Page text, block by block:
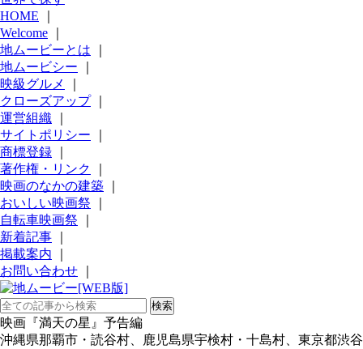
HOME
Welcome
地ムービーとは
地ムービシー
映級グルメ
クローズアップ｜
運営組織
サイトポリシー
商標登録
著作権・リンク
映画のなかの建築
おいしい映画祭
自転車映画祭
新着記事
掲載案内
お問い合わせ
映画『満天の星』予告編
沖縄県那覇市・読谷村、鹿児島県宇検村・十島村、東京都渋谷